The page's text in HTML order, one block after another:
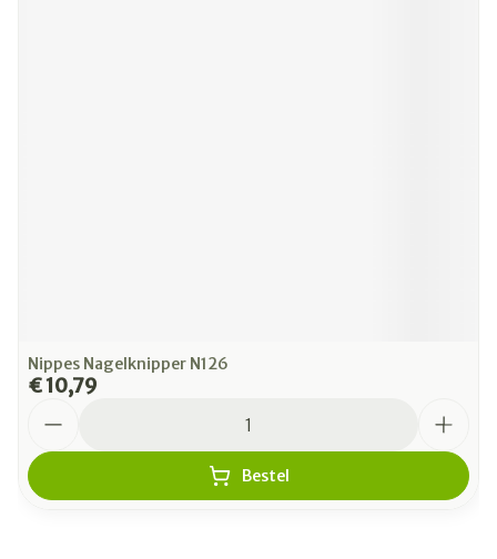
Nippes Nagelknipper N126
€ 10,79
Bestel